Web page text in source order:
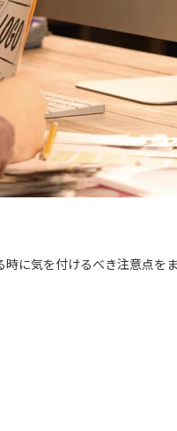
に気を付けるべき注意点をま